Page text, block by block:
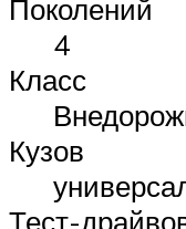
Поколений
4
Класс
Кузов
Тест-